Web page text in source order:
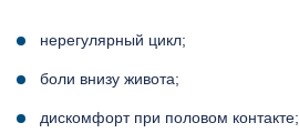
нерегулярный цикл;
боли внизу живота;
дискомфорт при половом контакте;